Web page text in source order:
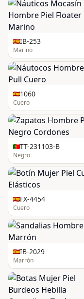
IB-253
Marino
1060
Cuero
TT-231103-B
Negro
FX-4454
Cuero
IB-2029
Marrón